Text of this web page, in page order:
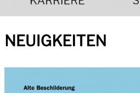
NEUIGKEITEN